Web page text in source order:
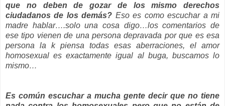
que no deben de gozar de los mismo derechos
ciudadanos de los demás? Eso es como escuchar a mi
madre hablar….solo una cosa digo…los comentarios de
ese tipo vienen de una persona depravada por que es esa
persona la k piensa todas esas aberraciones, el amor
homosexual es exactamente igual al buga, buscamos lo
mismo…
Es común escuchar a mucha gente decir que no tiene